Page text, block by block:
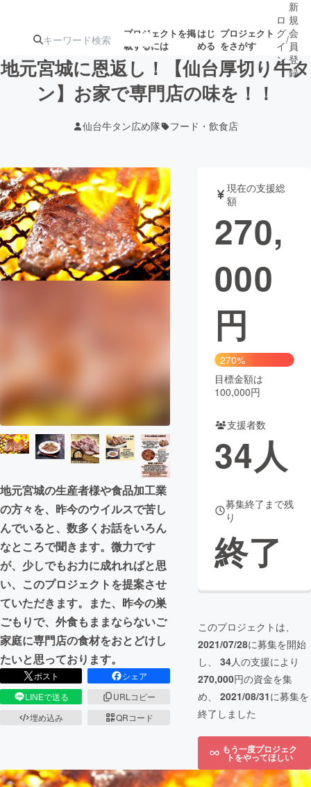
プロジェクトを掲
載するには
はじ
める
プロジェクト
をさがす
ターン
注目の新着プロ
ジェクト
募集終了が近いプ
ロジェクト
アート・写真 音楽
テクノロジー・ガジェット ゲーム・サ
映像・映画
CAMPFIRE for Social Good CAMPFIRE Creation
CAMPFIREふるさと納税
コミュニティ
ロ
グ
イ
ン
/
新
規
会
員
登
録
地元宮城に恩返し！【仙台厚切り牛タ
ン】お家で専門店の味を！！
仙台牛タン広め隊 フード・飲食店
地元宮城の生産者様や食品加工業
の方々を、昨今のウイルスで苦し
んでいると、数多くお話をいろん
なところで聞きます。微力です
が、少しでもお力に成れればと思
い、このプロジェクトを提案させ
ていただきます。また、昨今の巣
ごもりで、外食もままならないご
家庭に専門店の食材をおとどけし
たいと思っております。
ポスト
シェア
LINEで送る
URLコピー
埋め込み
QRコード
現在の支援総
額
270,
000
円
270%
目標金額は
100,000円
支援者数
34人
募集終了まで残
り
終了
このプロジェクトは、
2021/07/28に募集を開始
し、 34人の支援により
270,000円の資金を集
め、 2021/08/31に募集を
終了しました
もう一度プロジェク
トをやってほしい